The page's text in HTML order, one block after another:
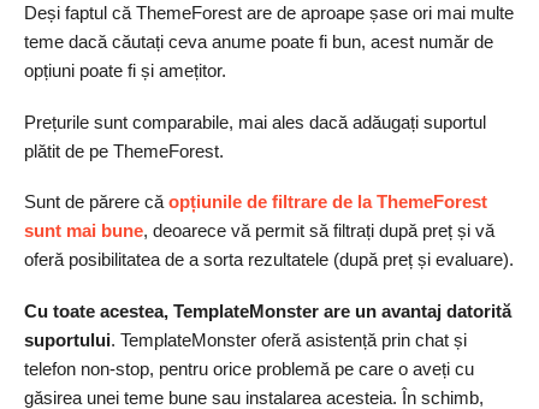
Deși faptul că ThemeForest are de aproape șase ori mai multe
teme dacă căutați ceva anume poate fi bun, acest număr de
opțiuni poate fi și amețitor.
Prețurile sunt comparabile, mai ales dacă adăugați suportul
plătit de pe ThemeForest.
Sunt de părere că opțiunile de filtrare de la ThemeForest
sunt mai bune, deoarece vă permit să filtrați după preț și vă
oferă posibilitatea de a sorta rezultatele (după preț și evaluare).
Cu toate acestea, TemplateMonster are un avantaj datorită
suportului. TemplateMonster oferă asistență prin chat și
telefon non-stop, pentru orice problemă pe care o aveți cu
găsirea unei teme bune sau instalarea acesteia. În schimb,